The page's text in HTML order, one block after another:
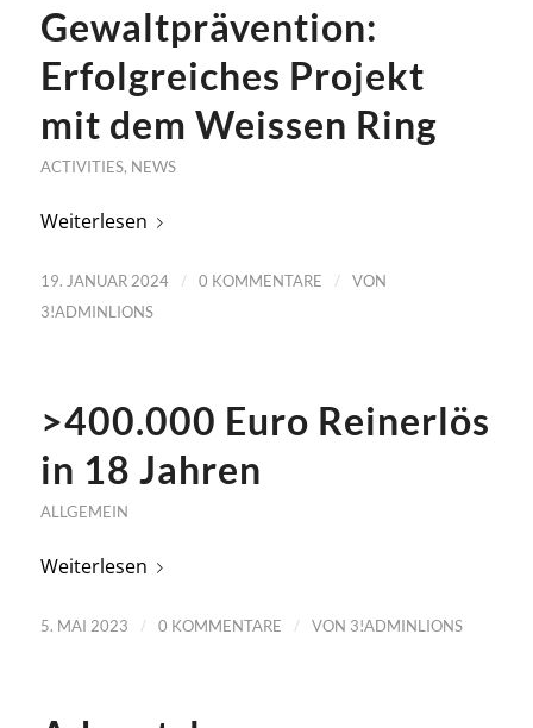
Gewaltprävention:
Erfolgreiches Projekt
mit dem Weissen Ring
ACTIVITIES, NEWS
Weiterlesen
19. JANUAR 2024 / 0 KOMMENTARE /
VON
3!ADMINLIONS
>400.000 Euro Reinerlös
in 18 Jahren
ALLGEMEIN
Weiterlesen
5. MAI 2023 / 0 KOMMENTARE / VON 3!ADMINLIONS